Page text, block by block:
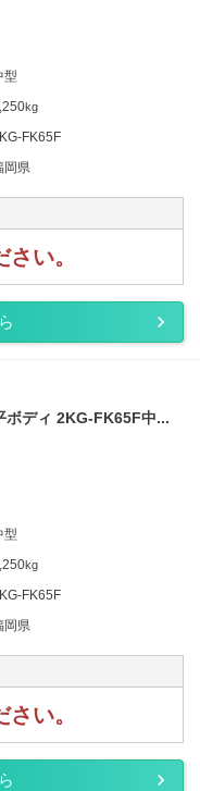
型
kg
FK65F
岡県
い。
ボディ 2KG-FK65F中...
型
kg
FK65F
岡県
い。